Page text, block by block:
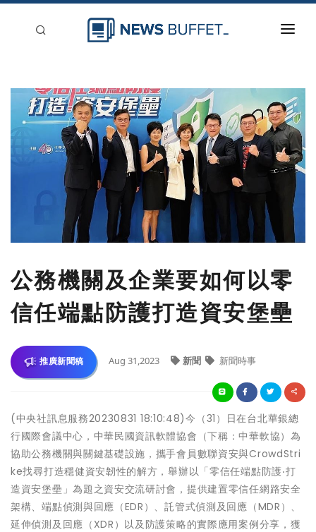
新聞稿分類
登入
刊登
公務機關及企業要如何以零
信任端點防護打造資安堡壘
推廣新聞稿 Aug 31,2023 新聞 新聞時事
(中央社訊息服務20230831 18:10:48)今（31）日在台北華銀總
行國際會議中心，中華民國資訊軟體協會（下稱：中華軟協）為
協助公務機關與關鍵基礎設施，攜手會員數聯資安與CrowdStri
ke找尋打造穩健資安韌性的解方，舉辦以「零信任端點防護‧打
造資安堡壘」為題之資安交流研討會，提供建置零信任網路安全
架構、端點偵測與回應（EDR）、託管式偵測及回應（MDR）、
延伸偵測及回應（XDR）以及防護策略的實際應用案例分享，獲